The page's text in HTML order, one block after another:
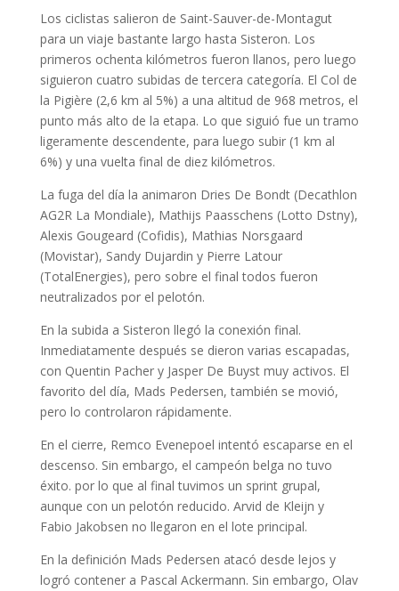
Los ciclistas salieron de Saint-Sauver-de-Montagut
para un viaje bastante largo hasta Sisteron. Los
primeros ochenta kilómetros fueron llanos, pero luego
siguieron cuatro subidas de tercera categoría. El Col de
la Pigière (2,6 km al 5%) a una altitud de 968 metros, el
punto más alto de la etapa. Lo que siguió fue un tramo
ligeramente descendente, para luego subir (1 km al
6%) y una vuelta final de diez kilómetros.
La fuga del día la animaron Dries De Bondt (Decathlon
AG2R La Mondiale), Mathijs Paasschens (Lotto Dstny),
Alexis Gougeard (Cofidis), Mathias Norsgaard
(Movistar), Sandy Dujardin y Pierre Latour
(TotalEnergies), pero sobre el final todos fueron
neutralizados por el pelotón.
En la subida a Sisteron llegó la conexión final.
Inmediatamente después se dieron varias escapadas,
con Quentin Pacher y Jasper De Buyst muy activos. El
favorito del día, Mads Pedersen, también se movió,
pero lo controlaron rápidamente.
En el cierre, Remco Evenepoel intentó escaparse en el
descenso. Sin embargo, el campeón belga no tuvo
éxito. por lo que al final tuvimos un sprint grupal,
aunque con un pelotón reducido. Arvid de Kleijn y
Fabio Jakobsen no llegaron en el lote principal.
En la definición Mads Pedersen atacó desde lejos y
logró contener a Pascal Ackermann. Sin embargo, Olav